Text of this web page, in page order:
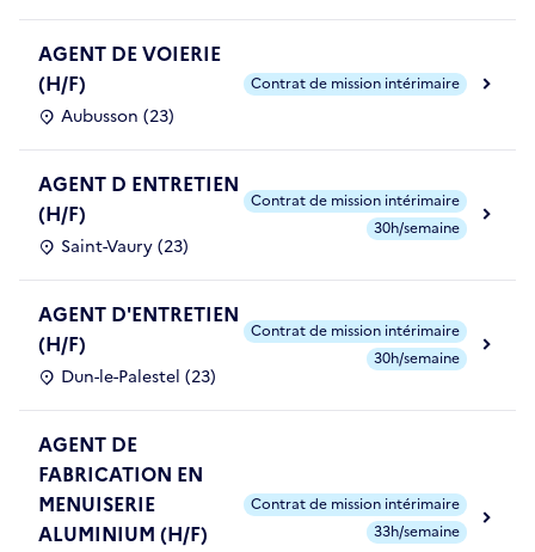
AGENT DE VOIERIE
(H/F)
Aubusson (23)
Contrat de mission intérimaire
AGENT D ENTRETIEN
(H/F)
Saint-Vaury (23)
Contrat de mission intérimaire
30h/semaine
AGENT D'ENTRETIEN
(H/F)
Dun-le-Palestel (23)
Contrat de mission intérimaire
30h/semaine
AGENT DE
FABRICATION EN
MENUISERIE
ALUMINIUM (H/F)
Contrat de mission intérimaire
33h/semaine